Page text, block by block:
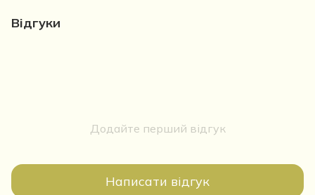
Відгуки
Додайте перший відгук
Написати відгук